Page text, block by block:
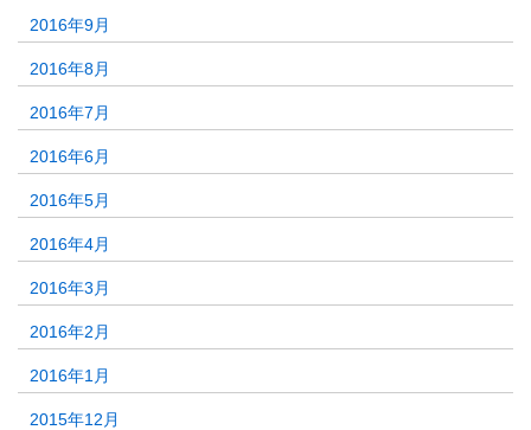
2016年9月
2016年8月
2016年7月
2016年6月
2016年5月
2016年4月
2016年3月
2016年2月
2016年1月
2015年12月